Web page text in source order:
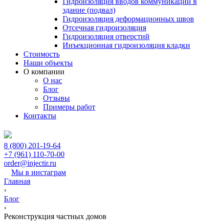
здание (подвал)
Гидроизоляция деформационных швов
Отсечная гидроизоляция
Гидроизоляция отверстий
Инъекционная гидроизоляция кладки
Стоимость
Наши объекты
О компании
О нас
Блог
Отзывы
Примеры работ
Контакты
8 (800) 201-19-64
+7 (961) 110-70-00
order@injectir.ru
Мы в инстаграм
Главная
›
Блог
›
Реконструкция частных домов